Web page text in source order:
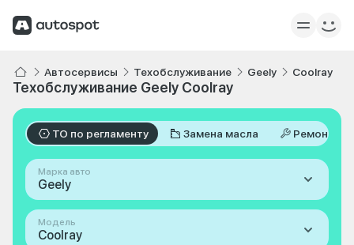
Автосервисы Техобслуживание Geely Coolray
Техобслуживание Geely Coolray
ТО по регламенту Замена масла Ремонт
Марка авто
Geely
Модель
Coolray